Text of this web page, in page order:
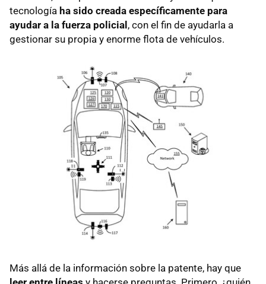
tecnología ha sido creada específicamente para
ayudar a la fuerza policial, con el fin de ayudarla a
gestionar su propia y enorme flota de vehículos.
Más allá de la información sobre la patente, hay que